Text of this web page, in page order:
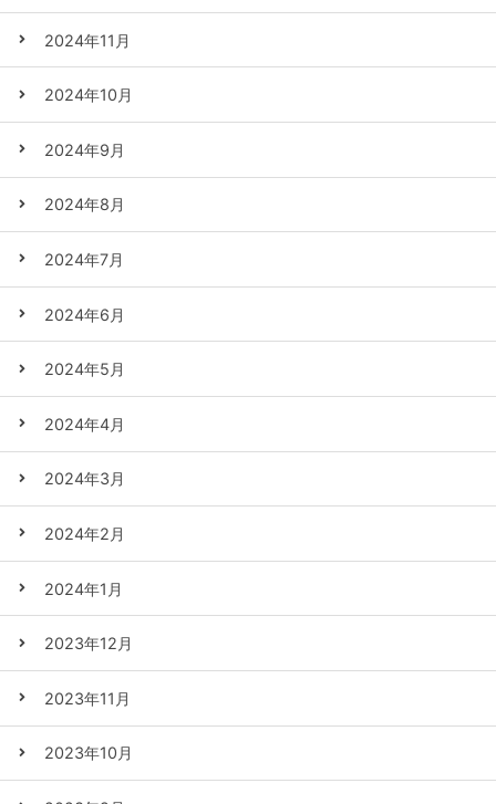
2024年11月
2024年10月
2024年9月
2024年8月
2024年7月
2024年6月
2024年5月
2024年4月
2024年3月
2024年2月
2024年1月
2023年12月
2023年11月
2023年10月